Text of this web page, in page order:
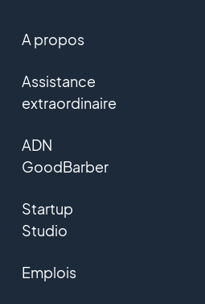
A propos
Assistance
extraordinaire
ADN
GoodBarber
Startup
Studio
Emplois